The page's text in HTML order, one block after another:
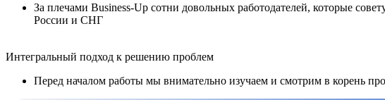
За плечами Business-Up сотни довольных работодателей, которые
России и СНГ
Интегральный подход к решению проблем
Перед началом работы мы внимательно изучаем и смотрим в корень